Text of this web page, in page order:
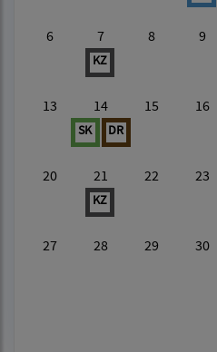
6 7
KZ
8 9
13 14
SK DR
15 16
20 21
KZ
22 23
27 28 29 30